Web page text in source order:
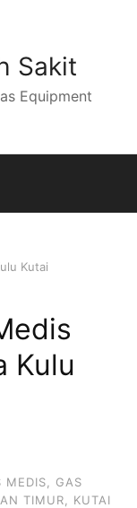
Sakit
Equipment
Kutai
Kulu
MEDIS
GAS
TIMUR
KUTAI